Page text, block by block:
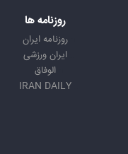
روزنامه ها
روزنامه ایران
ایران ورزشی
الوفاق
IRAN DAILY